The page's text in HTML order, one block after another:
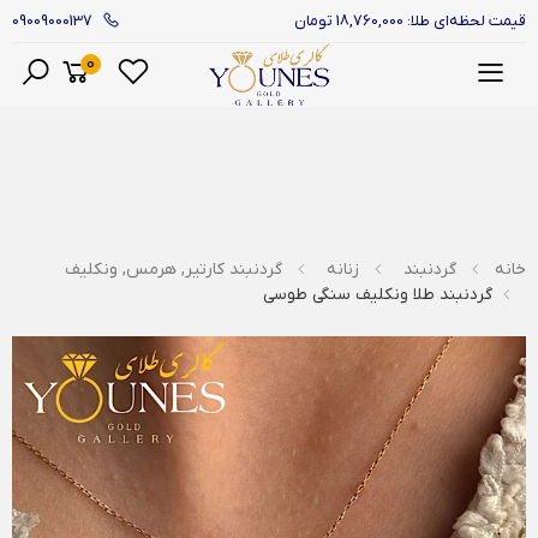
قیمت لحظه‌ای طلا: 18,760,000 تومان 09009000137
0
خانه گردنبند زنانه
گردنبند کارتیر, هرمس, ونکلیف
گردنبند طلا ونکلیف سنگی طوسی